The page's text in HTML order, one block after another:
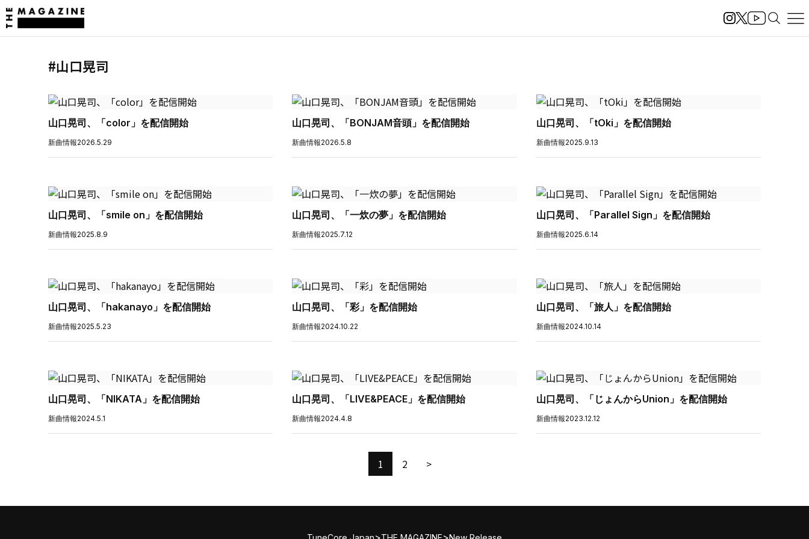
#山口晃司
山口晃司、「color」を配信開始
新曲情報2026.5.29
山口晃司、「BONJAM音頭」を配信開始
新曲情報2026.5.8
山口晃司、「tOki」を配信開始
新曲情報2025.9.13
山口晃司、「smile on」を配信開始
新曲情報2025.8.9
山口晃司、「一炊の夢」を配信開始
新曲情報2025.7.12
山口晃司、「Parallel Sign」を配信開始
新曲情報2025.6.14
山口晃司、「hakanayo」を配信開始
新曲情報2025.5.23
山口晃司、「彩」を配信開始
新曲情報2024.10.22
山口晃司、「旅人」を配信開始
新曲情報2024.10.14
山口晃司、「NIKATA」を配信開始
新曲情報2024.5.1
山口晃司、「LIVE&PEACE」を配信開始
新曲情報2024.4.8
山口晃司、「じょんからUnion」を配信開始
新曲情報2023.12.12
1 2 >